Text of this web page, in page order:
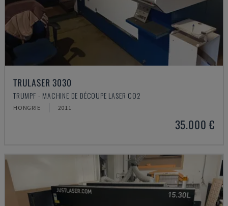
TRULASER 3030
TRUMPF - MACHINE DE DÉCOUPE LASER CO2
HONGRIE 2011
35.000 €